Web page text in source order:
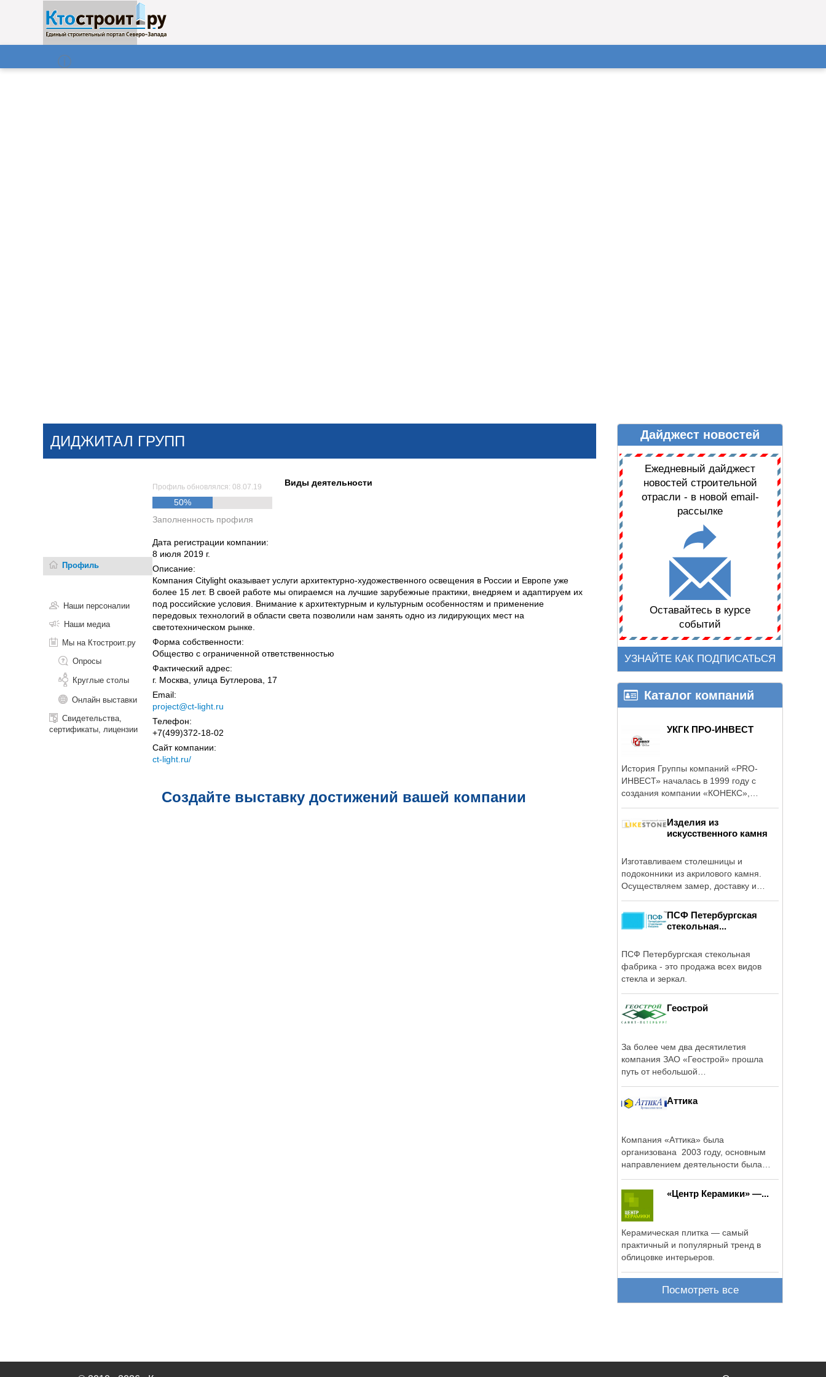
Поиск
НОВОСТИ СТАТЬИ ДАЙДЖЕСТ НОВОСТЕЙ
ДИДЖИТАЛ ГРУПП
Профиль
Наши персоналии
Наши медиа
Мы на Ктостроит.ру
Опросы
Круглые столы
Онлайн выставки
Свидетельства,
сертификаты, лицензии
Профиль обновлялся: 08.07.19
50%
Заполненность профиля
Виды деятельности
Дата регистрации компании:
8 июля 2019 г.
Описание:
Компания Citylight оказывает услуги архитектурно-художественного освещения в России и Европе уже
более 15 лет. В своей работе мы опираемся на лучшие зарубежные практики, внедряем и адаптируем их
под российские условия. Внимание к архитектурным и культурным особенностям и применение
передовых технологий в области света позволили нам занять одно из лидирующих мест на
светотехническом рынке.
Форма собственности:
Общество с ограниченной ответственностью
Фактический адрес:
г. Москва, улица Бутлерова, 17
Email:
project@ct-light.ru
Телефон:
+7(499)372-18-02
Сайт компании:
ct-light.ru/
Создайте выставку достижений вашей компании
Дайджест новостей
Ежедневный дайджест
новостей строительной
отрасли - в новой email-
рассылке
Оставайтесь в курсе
событий
УЗНАЙТЕ КАК ПОДПИСАТЬСЯ
Каталог компаний
УКГК ПРО-ИНВЕСТ
История Группы компаний «PRO-
ИНВЕСТ» началась в 1999 году с
создания компании «КОНЕКС»,
Изделия из
искусственного камня
Изготавливаем столешницы и
подоконники из акрилового камня.
Осуществляем замер, доставку и
ПСФ Петербургская
стекольная...
ПСФ Петербургская стекольная
фабрика - это продажа всех видов
стекла и зеркал.
Геострой
За более чем два десятилетия
компания ЗАО «Геострой» прошла
путь от небольшой
Аттика
Компания «Аттика» была
организована 2003 году, основным
направлением деятельности была
«Центр Керамики» —...
Керамическая плитка — самый
практичный и популярный тренд в
облицовке интерьеров.
Посмотреть все